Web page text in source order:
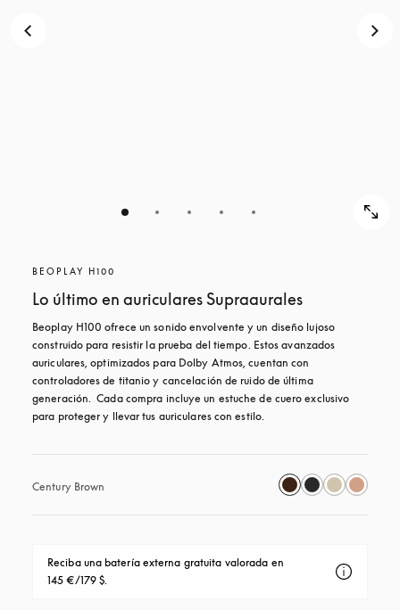
BEOPLAY H100
Lo último en auriculares Supraaurales
Beoplay H100 ofrece un sonido envolvente y un diseño lujoso
construido para resistir la prueba del tiempo. Estos avanzados
auriculares, optimizados para Dolby Atmos, cuentan con
controladores de titanio y cancelación de ruido de última
generación.  Cada compra incluye un estuche de cuero exclusivo
para proteger y llevar tus auriculares con estilo.
Century Brown
Reciba una batería externa gratuita valorada en
145 €/179 $.